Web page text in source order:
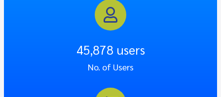
No. of Users
45,878 users